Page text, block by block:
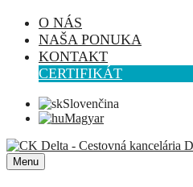
O NÁS
NAŠA PONUKA
KONTAKT
CERTIFIKÁT
Slovenčina
Magyar
Menu